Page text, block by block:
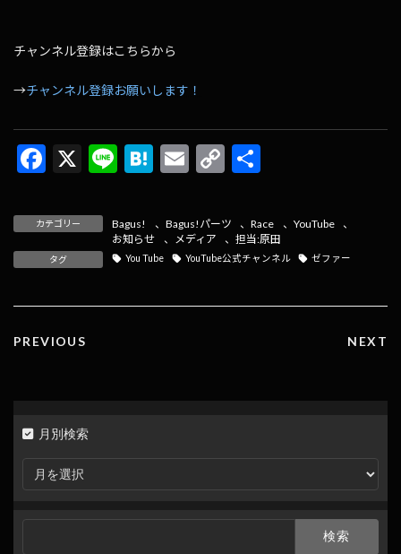
チャンネル登録はこちらから
→チャンネル登録お願いします！
F
e
b
o
o
k
X
Li
e
H
e
n
a
E
ai
l
C
p
y
Li
n
カテゴリー Bagus! 、 Bagus!パーツ 、Race 、 YouTube
、
お知らせ
、 メディア 、担当:原田
タグ You Tube YouTube公式チャンネル ゼファー
PREVIOUS NEXT
月別検索
月
検